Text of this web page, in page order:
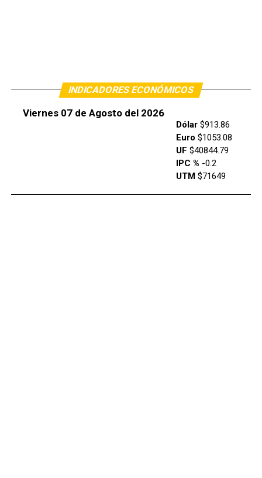
INDICADORES ECONÓMICOS
Viernes 07 de Agosto del 2026
Dólar$913.86
Euro $1053.08
UF $40844.79
IPC % -0.2
UTM$71649